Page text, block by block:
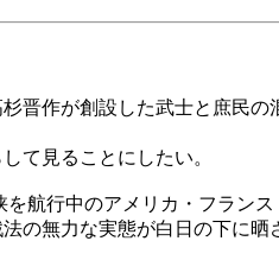
晋作が創設した武士と庶民の
て見ることにしたい。
航行中のアメリカ・フラン
の無力な実態が白日の下に晒